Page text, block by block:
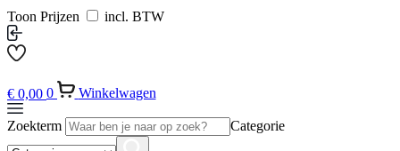
Toon Prijzen incl. BTW
€ 0,00 0 Winkelwagen
Zoekterm Categorie